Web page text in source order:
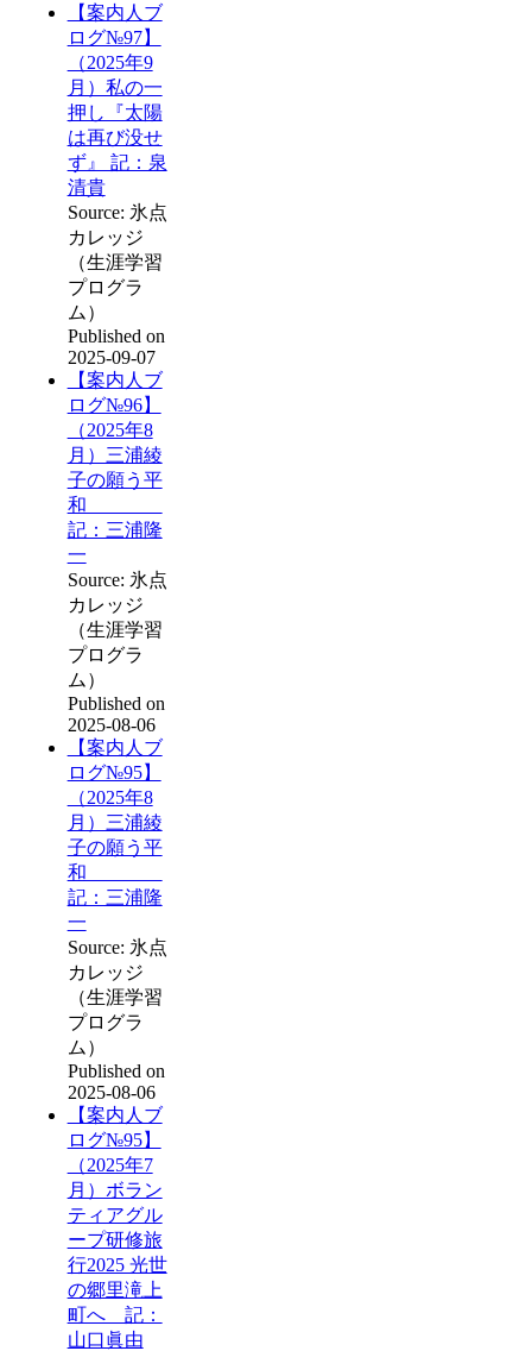
【案内人ブ
ログ№97】
（2025年9
月）私の一
押し『太陽
は再び没せ
ず』 記：泉
清貴
Source: 氷点
カレッジ
（生涯学習
プログラ
ム）
Published on
2025-09-07
【案内人ブ
ログ№96】
（2025年8
月）三浦綾
子の願う平
和
記：三浦隆
一
Source: 氷点
カレッジ
（生涯学習
プログラ
ム）
Published on
2025-08-06
【案内人ブ
ログ№95】
（2025年8
月）三浦綾
子の願う平
和
記：三浦隆
一
Source: 氷点
カレッジ
（生涯学習
プログラ
ム）
Published on
2025-08-06
【案内人ブ
ログ№95】
（2025年7
月）ボラン
ティアグル
ープ研修旅
行2025 光世
の郷里滝上
町へ 記：
山口眞由